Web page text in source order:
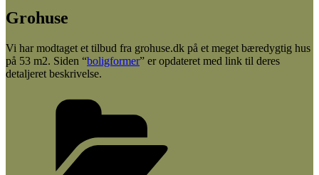
Grohuse
Vi har modtaget et tilbud fra grohuse.dk på et meget bæredygtig hus
på 53 m2. Siden “boligformer” er opdateret med link til deres
detaljeret beskrivelse.